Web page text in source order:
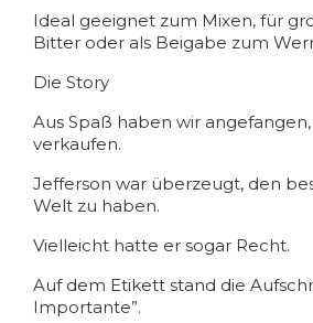
Ideal geeignet zum Mixen, für
Bitter oder als Beigabe zum
Die Story
Aus Spaß haben wir
verkaufen.
Jefferson war überzeugt, den
Welt zu haben.
Vielleicht hatte er sogar Recht.
Auf dem Etikett stand die
Importante”.